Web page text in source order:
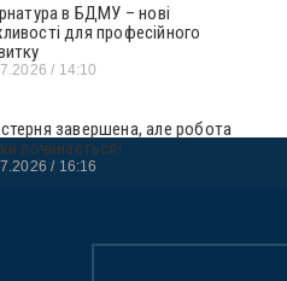
в БДМУ – нові
для професійного
14:10
завершена, але робота
починається!
16:16